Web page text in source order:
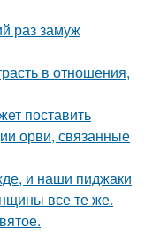
раз замуж
в отношения,
поставить
орви, связанные
и наши пиджаки
все те же.